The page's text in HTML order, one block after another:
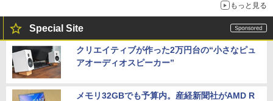
もっと見る
Special Site
クリエイティブが作った2万円台の“小さなピュ
アオーディオスピーカー”
メモリ32GBでも予算内。産経新聞社がAMD R